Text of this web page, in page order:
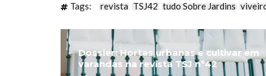
Tags: revista TSJ42 tudo Sobre Jardins
Dossier: Hortas urbanas e cultivar em
varandas na revista TSJ nº42